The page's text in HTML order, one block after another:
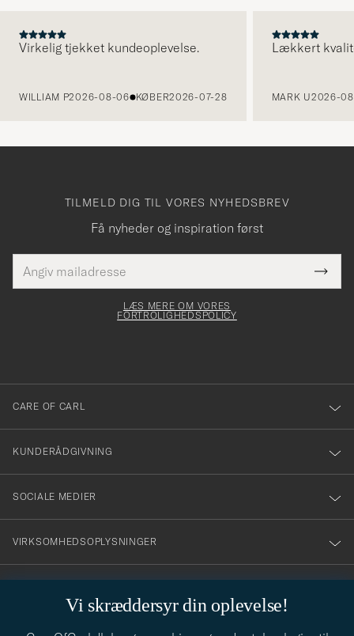
Virkelig tjekket kundeoplevelse.
WILLIAM P2026-08-06 KØBER2026-07-28
Lækkert
MARK U2026-
Vi skræddersyr din oplevelse!
TILMELD DIG TIL VORES NYHEDSBREV
Få nyheder og inspiration først
mailadresse
skal
Tack
för
dig
till
vårt
nyhetsbrev!
LÆS MERE OM VORES
FORTROLIGHEDSPOLICY
CARE OF CARL
KUNDERÅDGIVNING
SOCIALE MEDIER
VIRKSOMHEDSOPLYSNINGER